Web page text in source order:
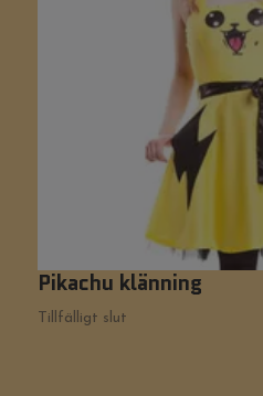
Pikachu klänning
Tillfälligt slut